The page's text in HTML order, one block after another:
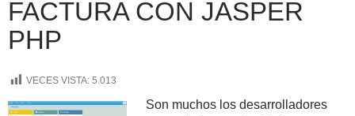
FACTURA CON JASPER
PHP
VECES VISTA: 5.013
Son muchos los desarrolladores